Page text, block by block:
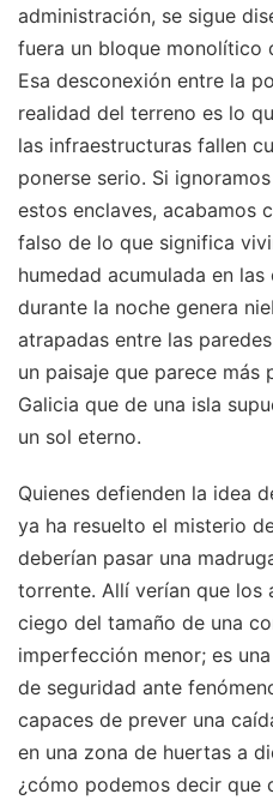
administración, se sigue
fuera un bloque monolítico
Esa desconexión entre la
realidad del terreno es lo
las infraestructuras fallen
ponerse serio. Si
estos enclaves, acabamos
falso de lo que significa
humedad acumulada en
durante la noche genera
atrapadas entre las
un paisaje que parece
Galicia que de una isla
un sol eterno.
Quienes defienden la idea
ya ha resuelto el misterio
deberían pasar una
torrente. Allí verían que los
ciego del tamaño de una
imperfección menor; es
de seguridad ante
capaces de prever una
en una zona de huertas a
¿cómo podemos decir que